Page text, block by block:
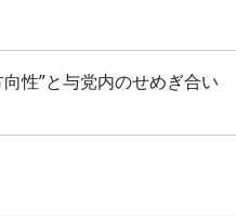
性”と与党内のせめぎ合い